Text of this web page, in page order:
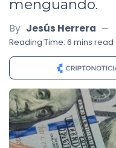
menguando.
By Jesús Herrera
Reading Time: 6 mins read